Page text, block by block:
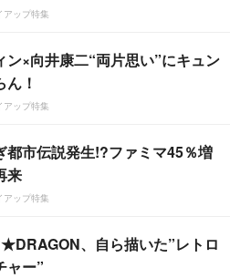
アップ特集
ン×向井康二“両片思い”にキュン
！
アップ特集
都市伝説発生!?ファミマ45％増
来
アップ特集
、自ら描いた”レトロ
ャー”